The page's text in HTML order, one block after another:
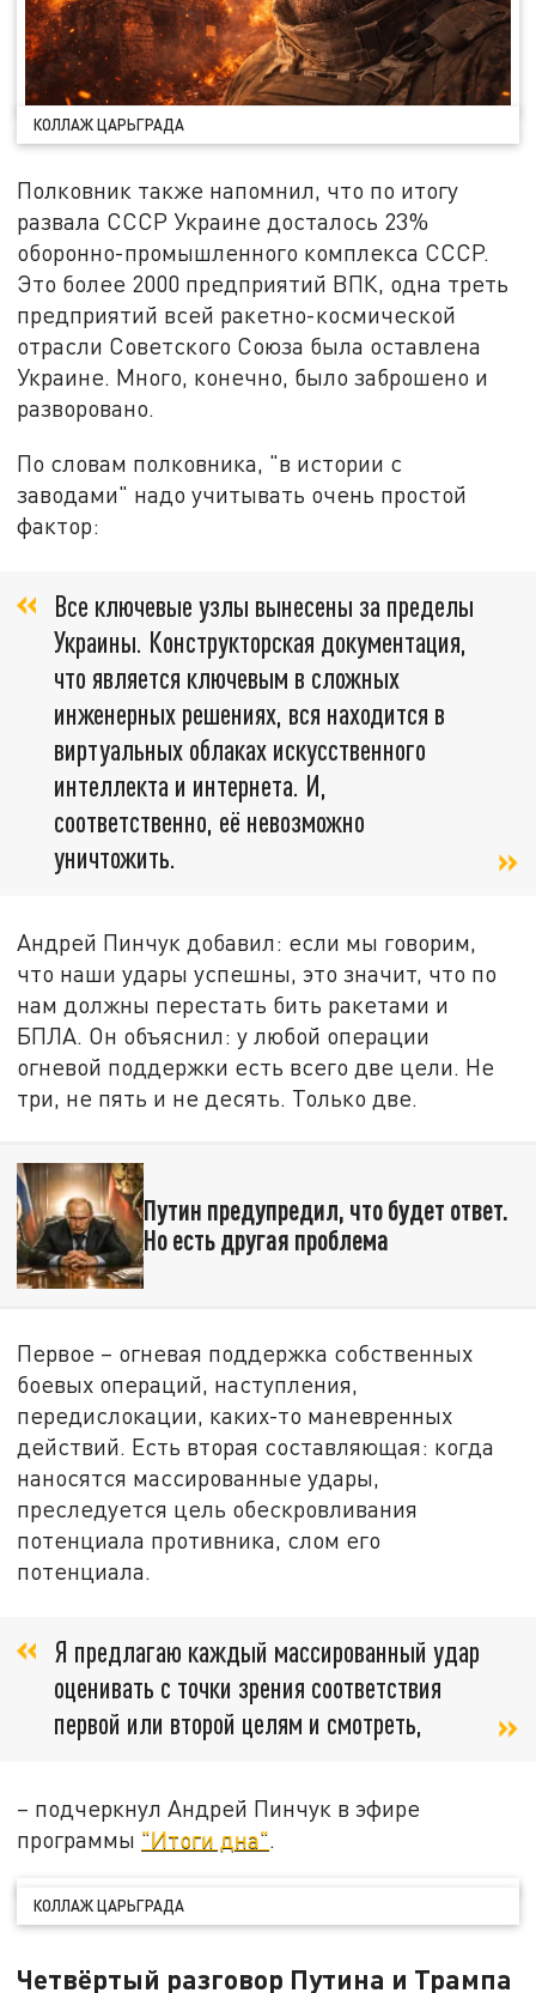
КОЛЛАЖ ЦАРЬГРАДА
Полковник также напомнил, что по итогу
развала СССР Украине досталось 23%
оборонно-промышленного комплекса СССР.
Это более 2000 предприятий ВПК, одна треть
предприятий всей ракетно-космической
отрасли Советского Союза была оставлена
Украине. Много, конечно, было заброшено и
разворовано.
По словам полковника, "в истории с
заводами" надо учитывать очень простой
фактор:
Все ключевые узлы вынесены за пределы
Украины. Конструкторская документация,
что является ключевым в сложных
инженерных решениях, вся находится в
виртуальных облаках искусственного
интеллекта и интернета. И,
соответственно, её невозможно
уничтожить.
Андрей Пинчук добавил: если мы говорим,
что наши удары успешны, это значит, что по
нам должны перестать бить ракетами и
БПЛА. Он объяснил: у любой операции
огневой поддержки есть всего две цели. Не
три, не пять и не десять. Только две.
Путин предупредил, что будет ответ.
Но есть другая проблема
Первое – огневая поддержка собственных
боевых операций, наступления,
передислокации, каких-то маневренных
действий. Есть вторая составляющая: когда
наносятся массированные удары,
преследуется цель обескровливания
потенциала противника, слом его
потенциала.
Я предлагаю каждый массированный удар
оценивать с точки зрения соответствия
первой или второй целям и смотреть,
– подчеркнул Андрей Пинчук в эфире
программы "Итоги дна"
КОЛЛАЖ ЦАРЬГРАДА
Четвёртый разговор Путина и Трампа